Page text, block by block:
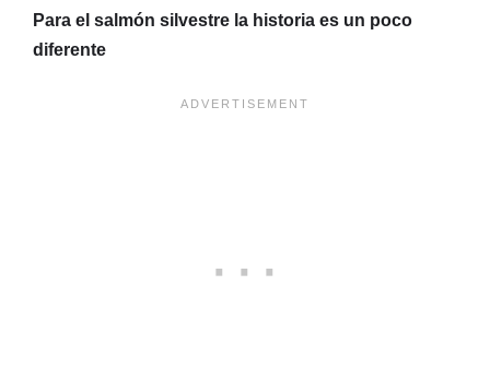
Para el salmón silvestre la historia es un poco
diferente